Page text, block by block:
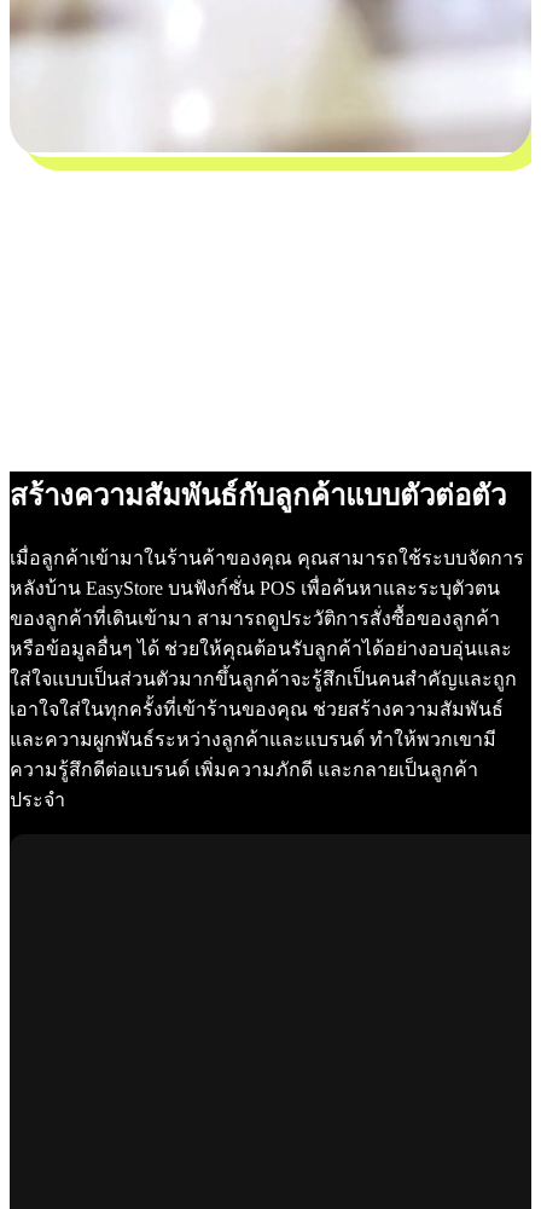
สร้างความสัมพันธ์กับลูกค้าแบบตัวต่อตัว
เมื่อลูกค้าเข้ามาในร้านค้าของคุณ คุณสามารถใช้ระบบจัดการ
หลังบ้าน EasyStore บนฟังก์ชั่น POS เพื่อค้นหาและระบุตัวตน
ของลูกค้าที่เดินเข้ามา สามารถดูประวัติการสั่งซื้อของลูกค้า
หรือข้อมูลอื่นๆ ได้ ช่วยให้คุณต้อนรับลูกค้าได้อย่างอบอุ่นและ
ใส่ใจแบบเป็นส่วนตัวมากขึ้นลูกค้าจะรู้สึกเป็นคนสำคัญและถูก
เอาใจใส่ในทุกครั้งที่เข้าร้านของคุณ ช่วยสร้างความสัมพันธ์
และความผูกพันธ์ระหว่างลูกค้าและแบรนด์ ทำให้พวกเขามี
ความรู้สึกดีต่อแบรนด์ เพิ่มความภักดี และกลายเป็นลูกค้า
ประจำ